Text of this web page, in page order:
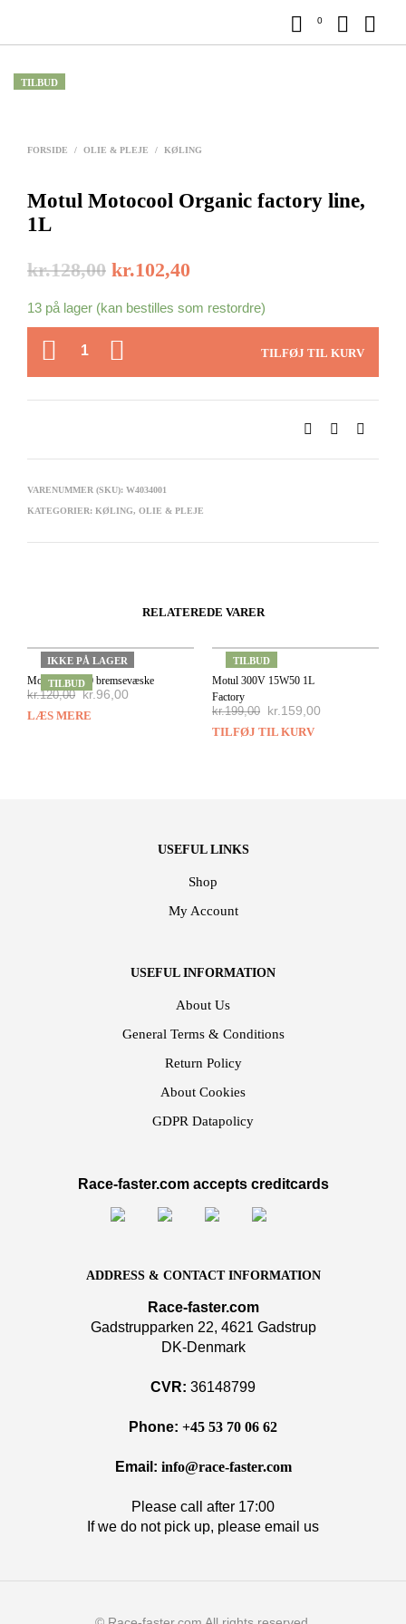
0
TILBUD
FORSIDE / OLIE & PLEJE / KØLING
Motul Motocool Organic factory line,
1L
kr.128,00 kr.102,40
13 på lager (kan bestilles som restordre)
ANTAL
TILFØJ TIL KURV
VARENUMMER (SKU): W4034001
KATEGORIER: KØLING, OLIE & PLEJE
RELATEREDE VARER
TILBUD
IKKE PÅ LAGER
Motul RBF600 bremsevæske
kr.120,00 kr.96,00
LÆS MERE
TILBUD
Motul 300V 15W50 1L
Factory
kr.199,00 kr.159,00
TILFØJ TIL KURV
USEFUL LINKS
Shop
My Account
USEFUL INFORMATION
About Us
General Terms & Conditions
Return Policy
About Cookies
GDPR Datapolicy
Race-faster.com accepts creditcards
ADDRESS & CONTACT INFORMATION
Race-faster.com
Gadstrupparken 22, 4621 Gadstrup
DK-Denmark
CVR: 36148799
Phone: +45 53 70 06 62
Email: info@race-faster.com
Please call after 17:00
If we do not pick up, please email us